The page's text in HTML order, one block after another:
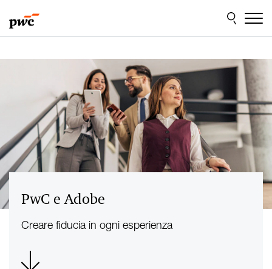
to
content
to
footer
PwC e Adobe
Creare fiducia in ogni esperienza